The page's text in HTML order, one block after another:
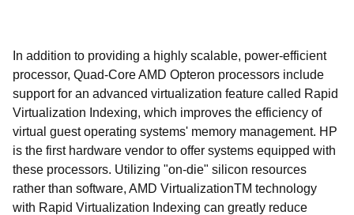
In addition to providing a highly scalable, power-efficient
processor, Quad-Core AMD Opteron processors include
support for an advanced virtualization feature called Rapid
Virtualization Indexing, which improves the efficiency of
virtual guest operating systems' memory management. HP
is the first hardware vendor to offer systems equipped with
these processors. Utilizing "on-die" silicon resources
rather than software, AMD VirtualizationTM technology
with Rapid Virtualization Indexing can greatly reduce